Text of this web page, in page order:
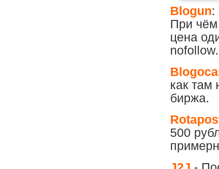
Blogun:
При чём
цена
nofollow.
как там
биржа.
500